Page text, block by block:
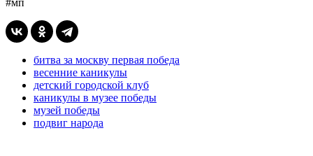
битва за москву первая победа
весенние каникулы
детский городской клуб
каникулы в музее победы
музей победы
подвиг народа